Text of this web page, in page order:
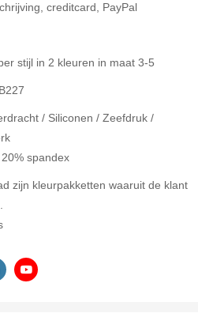
creditcard, PayPal
stijl in 2 kleuren in maat 3-5
/ Siliconen / Zeefdruk /
spandex
zijn kleurpakketten waaruit de klant